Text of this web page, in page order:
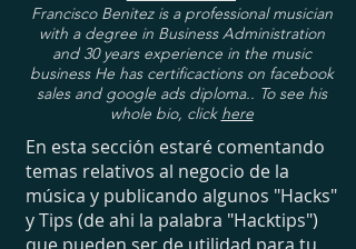
Francisco Benitez is a professional musician
with a degree in Business Administration
and 30 years experience in the music
business He has certificactions on facebook
sales and google ads diploma.. To see his
whole bio, click here
En esta sección estaré comentando
temas relativos al negocio de la
música y publicando algunos "Hacks"
y Tips (de ahi la palabra "Hacktips")